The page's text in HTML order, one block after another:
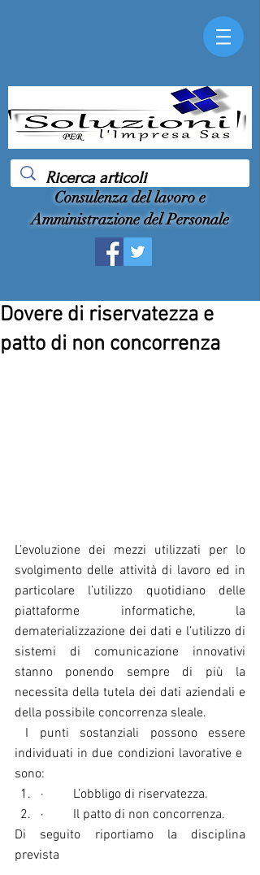
Consulenza del lavoro e
Amministrazione del Personale
Dovere di riservatezza e
patto di non concorrenza
L’evoluzione dei mezzi utilizzati per lo
svolgimento delle attività di lavoro ed in
particolare l’utilizzo quotidiano delle
piattaforme informatiche, la
dematerializzazione dei dati e l’utilizzo di
sistemi di comunicazione innovativi
stanno ponendo sempre di più la
necessita della tutela dei dati aziendali e
della possibile concorrenza sleale.
I punti sostanziali possono essere
individuati in due condizioni lavorative e
sono:
·         L’obbligo di riservatezza.
·         Il patto di non concorrenza.
Di seguito riportiamo la disciplina
prevista